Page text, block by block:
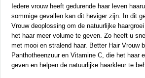
Iedere vrouw heeft gedurende haar leven
sommige gevallen kan dit heviger zijn. In dit
Vrouw deoplossing om de natuurlijke
het haar meer volume te geven. Zo heeft u
met mooi en stralend haar. Better Hair Vrouw
Panthotheenzuur en Vitamine C, die het haar
geven en helpen de natuurlijke haarkleur te